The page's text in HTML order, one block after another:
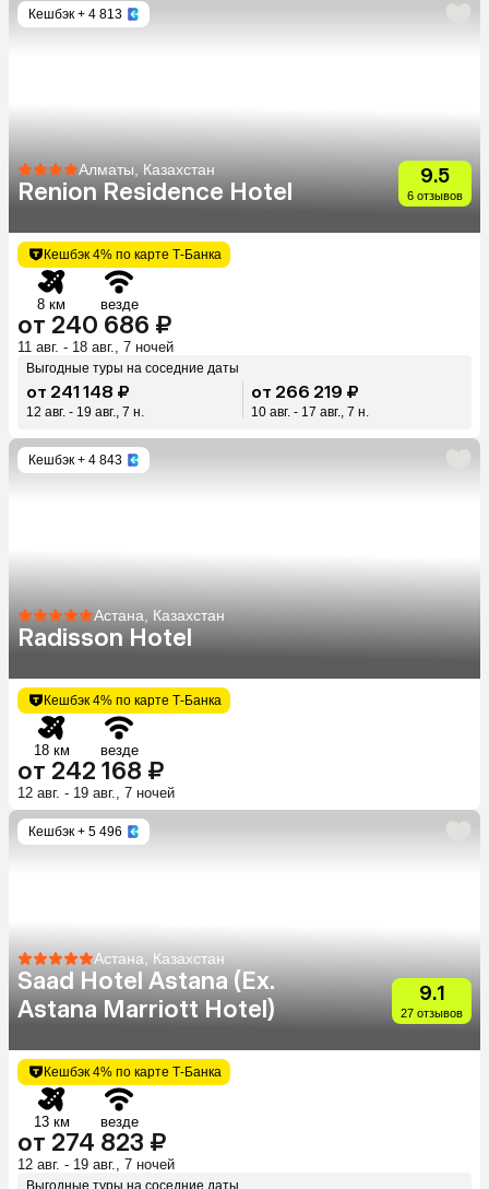
Кешбэк + 4 813
Алматы, Казахстан
Renion Residence Hotel
9.5
6 отзывов
Кешбэк 4% по карте Т-Банка
8 км везде
от 240 686 ₽
11 авг. - 18 авг., 7 ночей
Выгодные туры на соседние даты
от 241 148 ₽
12 авг. - 19 авг., 7 н.
от 266 219 ₽
10 авг. - 17 авг., 7 н.
Кешбэк + 4 843
Астана, Казахстан
Radisson Hotel
Кешбэк 4% по карте Т-Банка
18 км везде
от 242 168 ₽
12 авг. - 19 авг., 7 ночей
Кешбэк + 5 496
Астана, Казахстан
Saad Hotel Astana (Ex.
Astana Marriott Hotel)
9.1
27 отзывов
Кешбэк 4% по карте Т-Банка
13 км везде
от 274 823 ₽
12 авг. - 19 авг., 7 ночей
Выгодные туры на соседние даты